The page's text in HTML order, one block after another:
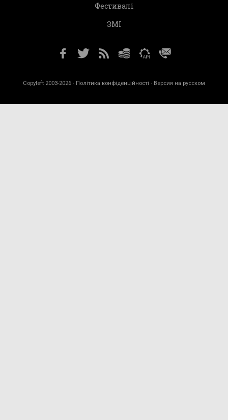
Фестивалі
ЗМІ
Copyleft 2003-2026 · Політика конфіденційності · Версия на русском